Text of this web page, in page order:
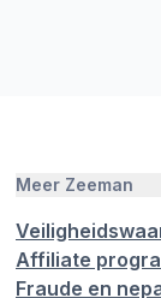
Meer Zeeman
Affiliate
Fraude en